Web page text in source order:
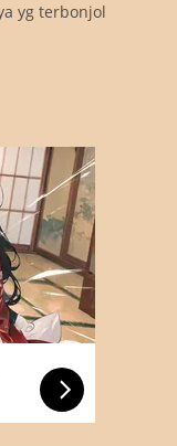
yg terbonjol